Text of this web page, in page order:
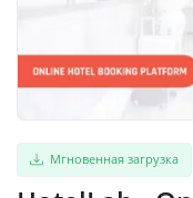
Дом
Список желаний
Contact
Мгновенная загрузка